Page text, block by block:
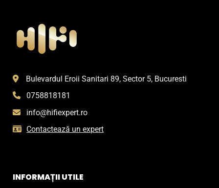
Bulevardul Eroii Sanitari 89, Sector 5, Bucuresti
0758818181
info@hifiexpert.ro
Contactează un expert
INFORMAȚII UTILE